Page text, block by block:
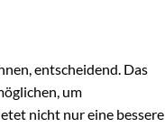
entscheidend. Das
um
nicht nur eine bessere